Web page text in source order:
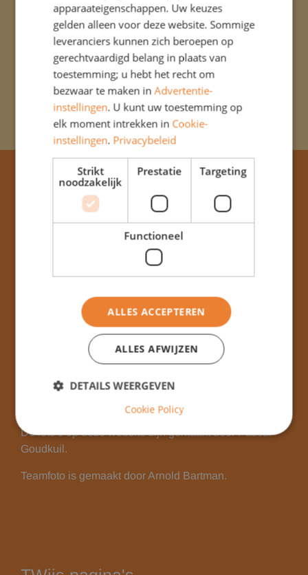
Adres & contact
2121 AD Bennebroek
info@willinkschool.nl
023 5846505
Fotograaf
De foto's op deze website zijn gemaakt door Pascal
Goudkuil.
Teamfoto is gemaakt door Arnold Bartman.
apparaateigenschappen. Uw keuzes
gelden alleen voor deze website. Sommige
leveranciers kunnen zich beroepen op
gerechtvaardigd belang in plaats van
toestemming; u hebt het recht om
bezwaar te maken inAdvertentie-
instellingen. U kunt uw toestemming op
elk moment intrekken in Cookie-
instellingen. Privacybeleid
Strikt
noodzakelijk
Prestatie Targeting
Functioneel
ALLES ACCEPTEREN
ALLES AFWIJZEN
DETAILS WEERGEVEN
Cookie Policy